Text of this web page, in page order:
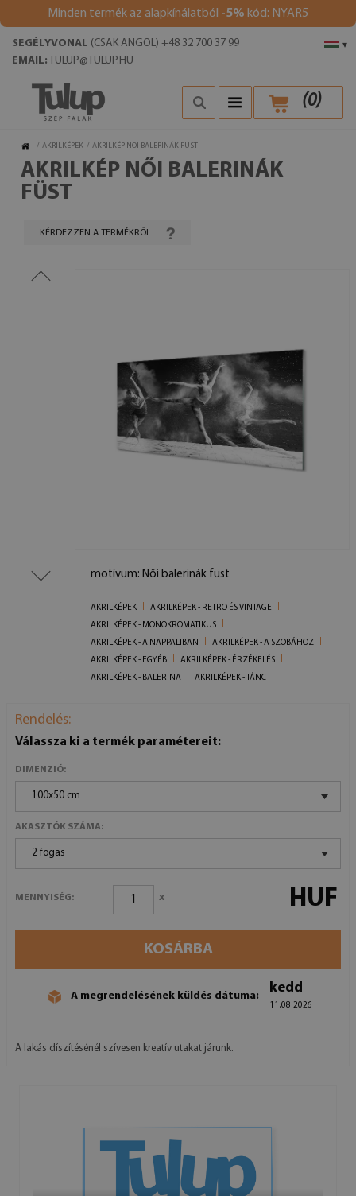
Minden termék az alapkínálatból -5% kód: NYAR5
▾
SEGÉLYVONAL (CSAK ANGOL) +48 32 700 37 99
EMAIL: TULUP@TULUP.HU
(0)
/ AKRILKÉPEK / AKRILKÉP NŐI BALERINÁK FÜST
AKRILKÉP NŐI BALERINÁK
FÜST
KÉRDEZZEN A TERMÉKRŐL
motívum: Női balerinák füst
AKRILKÉPEK
AKRILKÉPEK - RETRO ÉS VINTAGE
AKRILKÉPEK - MONOKROMATIKUS
AKRILKÉPEK - A NAPPALIBAN
AKRILKÉPEK - A SZOBÁHOZ
AKRILKÉPEK - EGYÉB
AKRILKÉPEK - ÉRZÉKELÉS
AKRILKÉPEK - BALERINA
AKRILKÉPEK - TÁNC
Rendelés:
Válassza ki a termék paramétereit:
DIMENZIÓ:
100x50 cm
AKASZTÓK SZÁMA:
2 fogas
MENNYISÉG: x HUF
KOSÁRBA
A megrendelésének küldés dátuma:
kedd
11.08.2026
A lakás díszítésénél szívesen kreatív utakat járunk.